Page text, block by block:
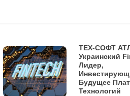
ТЕХ-СОФТ
Украинский
Лидер,
Будущее
Технологий